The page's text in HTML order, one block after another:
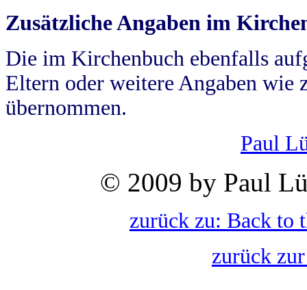
Zusätzliche Angaben im
Die im Kirchenbuch ebenfalls
Eltern oder weitere Angaben wie
übernommen.
Paul
© 2009 by Paul
zurück zu: Back to
zurück